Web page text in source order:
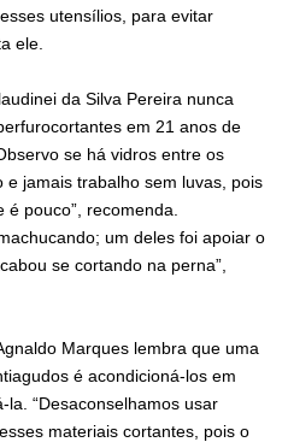
utensílios, para evitar
ele.
da Silva Pereira nunca
em 21 anos de
se há vidros entre os
jamais trabalho sem luvas, pois
é pouco”, recomenda.
um deles foi apoiar o
se cortando na perna”,
Marques lembra que uma
é acondicioná-los em
“Desaconselhamos usar
materiais cortantes, pois o